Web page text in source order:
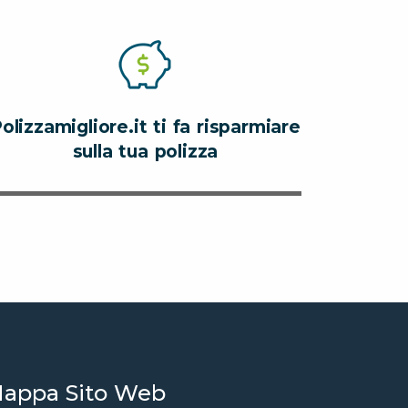
ti fa risparmiare
sulla tua polizza
Sito Web